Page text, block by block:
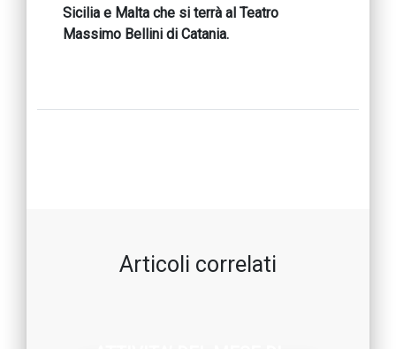
Sicilia e Malta che si terrà al Teatro
Massimo Bellini di Catania.
Articoli correlati